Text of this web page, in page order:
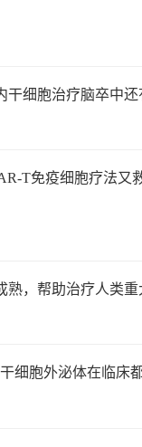
干细胞治疗脑卒中还
T免疫细胞疗法又
熟，帮助治疗人类重
细胞外泌体在临床